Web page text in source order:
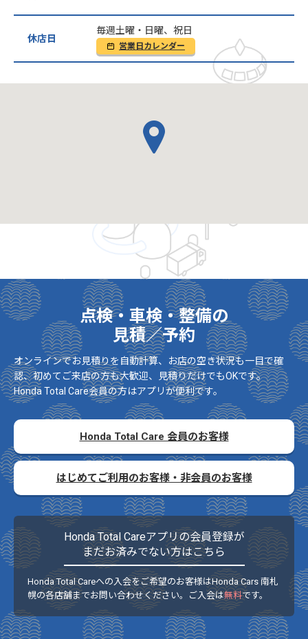
休店日
毎週土曜・日曜、祝日
営業日カレンダー
点検・車検・整備の
見積／予約
オンラインでお見積りを自動計算、お店の空き状況も一目で確
認、初めてご来店の方も大歓迎、見積りだけでもOKです。
Honda Total Care会員の方はアプリが便利です。
Honda Total Care 会員のお客様
はじめてご利用のお客様・非会員のお客様
Honda Total Careアプリの会員登録が
まだお済みでない方はこちら
Honda Total Careへの入会をご希望のお客様はHonda Cars 南札
幌の各店舗までお問い合わせください。ご入会は無料です。